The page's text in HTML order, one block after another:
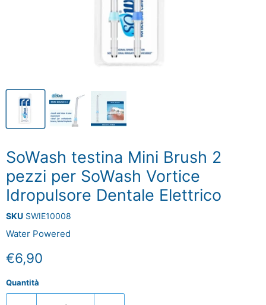
SoWash testina Mini Brush 2
pezzi per SoWash Vortice
Idropulsore Dentale Elettrico
SKU SWIE10008
Water Powered
Prezzo attuale
€6,90
Quantità